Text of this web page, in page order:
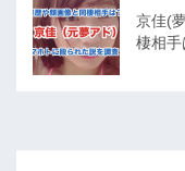
京佳(
棲相手